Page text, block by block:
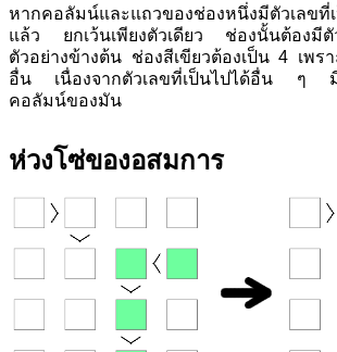
หากคอลัมน์และแถวของช่องหนึ่งมีตัวเลขที่
แล้ว ยกเว้นเพียงตัวเดียว ช่องนั้นต้องมี
ตัวอย่างข้างต้น ช่องสีเขียวต้องเป็น 4 เพร
อื่น เนื่องจากตัวเลขที่เป็นไปได้อื่น ๆ มี
คอลัมน์ของมัน
ห่วงโซ่ของอสมการ